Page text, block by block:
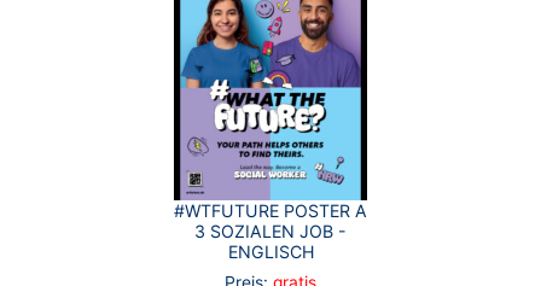
#WTFUTURE POSTER A
3 SOZIALEN JOB -
ENGLISCH
Preis: gratis